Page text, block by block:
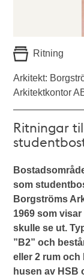
Ritning
Arkitekt:
Arkitektkontor
Ritningar
som
Borgströms
1969 som
skulle se ut.
”B2” och
eller 2 rum och
husen av HSB